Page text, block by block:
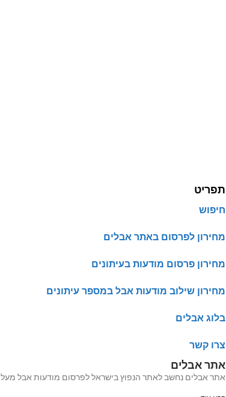
תפריט
חיפוש
מחירון לפרסום באתר אבלים
מחירון פרסום מודעות בעיתונים
מחירון שילוב מודעות אבל במספר עיתונים
בלוג אבלים
צרו קשר
אתר אבלים
אתר אבלים נחשב לאתר הנפוץ בישראל לפרסום מודעות אבל מעל 20 שנה האתר עבר לאחרונה שדרוג מערכות על מנת שכל